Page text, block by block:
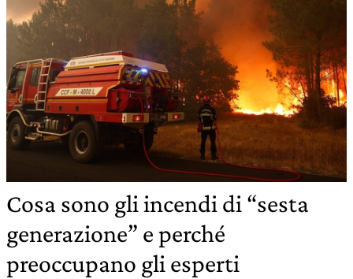
Cosa sono gli incendi di “sesta
generazione” e perché
preoccupano gli esperti